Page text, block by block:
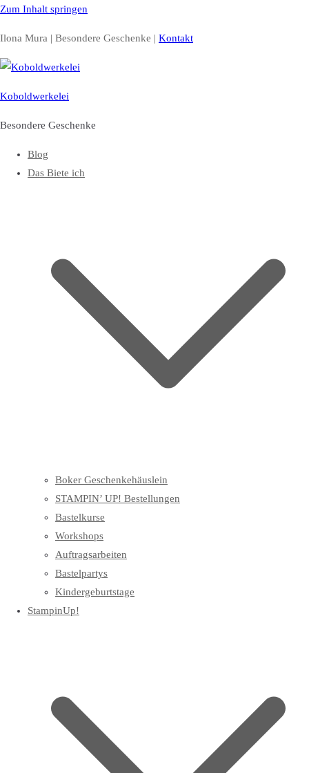
Zum Inhalt springen
Ilona Mura | Besondere Geschenke | Kontakt
Koboldwerkelei
Besondere Geschenke
Blog
Das Biete ich
Boker Geschenkehäuslein
STAMPIN’ UP! Bestellungen
Bastelkurse
Workshops
Auftragsarbeiten
Bastelpartys
Kindergeburtstage
StampinUp!